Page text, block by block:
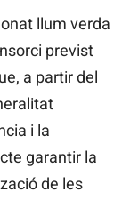
llum verda
previst
a partir del
i la
garantir la
de les